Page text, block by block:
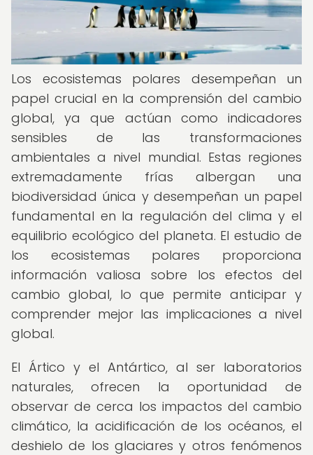
Los ecosistemas polares desempeñan un
papel crucial en la comprensión del cambio
global, ya que actúan como indicadores
sensibles de las transformaciones
ambientales a nivel mundial. Estas regiones
extremadamente frías albergan una
biodiversidad única y desempeñan un papel
fundamental en la regulación del clima y el
equilibrio ecológico del planeta. El estudio de
los ecosistemas polares proporciona
información valiosa sobre los efectos del
cambio global, lo que permite anticipar y
comprender mejor las implicaciones a nivel
global.
El Ártico y el Antártico, al ser laboratorios
naturales, ofrecen la oportunidad de
observar de cerca los impactos del cambio
climático, la acidificación de los océanos, el
deshielo de los glaciares y otros fenómenos